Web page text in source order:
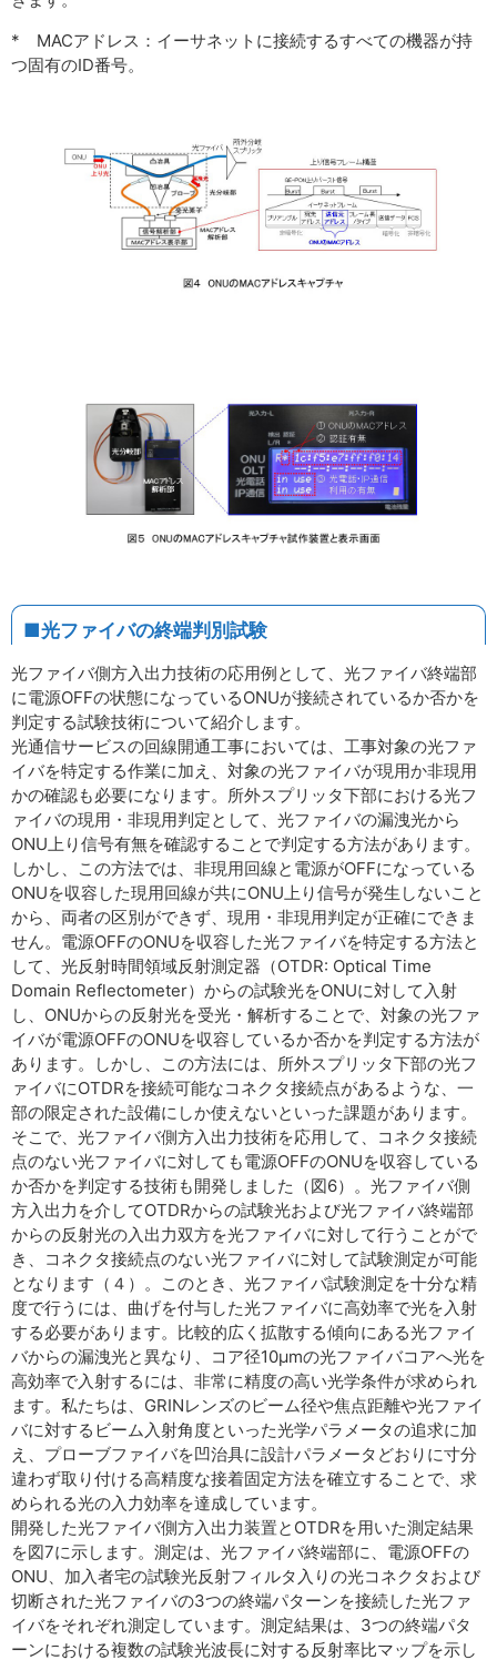
* MACアドレス：イーサネットに接続するすべての機器が持
つ固有のID番号。
■光ファイバの終端判別試験
光ファイバ側方入出力技術の応用例として、光ファイバ終端部
に電源OFFの状態になっているONUが接続されているか否かを
判定する試験技術について紹介します。
光通信サービスの回線開通工事においては、工事対象の光ファ
イバを特定する作業に加え、対象の光ファイバが現用か非現用
かの確認も必要になります。所外スプリッタ下部における光フ
ァイバの現用・非現用判定として、光ファイバの漏洩光から
ONU上り信号有無を確認することで判定する方法があります。
しかし、この方法では、非現用回線と電源がOFFになっている
ONUを収容した現用回線が共にONU上り信号が発生しないこと
から、両者の区別ができず、現用・非現用判定が正確にできま
せん。電源OFFのONUを収容した光ファイバを特定する方法と
して、光反射時間領域反射測定器（OTDR: Optical Time
Domain Reflectometer）からの試験光をONUに対して入射
し、ONUからの反射光を受光・解析することで、対象の光ファ
イバが電源OFFのONUを収容しているか否かを判定する方法が
あります。しかし、この方法には、所外スプリッタ下部の光フ
ァイバにOTDRを接続可能なコネクタ接続点があるような、一
部の限定された設備にしか使えないといった課題があります。
そこで、光ファイバ側方入出力技術を応用して、コネクタ接続
点のない光ファイバに対しても電源OFFのONUを収容している
か否かを判定する技術も開発しました（図6）。光ファイバ側
方入出力を介してOTDRからの試験光および光ファイバ終端部
からの反射光の入出力双方を光ファイバに対して行うことがで
き、コネクタ接続点のない光ファイバに対して試験測定が可能
となります（４）。このとき、光ファイバ試験測定を十分な精
度で行うには、曲げを付与した光ファイバに高効率で光を入射
する必要があります。比較的広く拡散する傾向にある光ファイ
バからの漏洩光と異なり、コア径10µmの光ファイバコアへ光を
高効率で入射するには、非常に精度の高い光学条件が求められ
ます。私たちは、GRINレンズのビーム径や焦点距離や光ファイ
バに対するビーム入射角度といった光学パラメータの追求に加
え、プローブファイバを凹治具に設計パラメータどおりに寸分
違わず取り付ける高精度な接着固定方法を確立することで、求
められる光の入力効率を達成しています。
開発した光ファイバ側方入出力装置とOTDRを用いた測定結果
を図7に示します。測定は、光ファイバ終端部に、電源OFFの
ONU、加入者宅の試験光反射フィルタ入りの光コネクタおよび
切断された光ファイバの3つの終端パターンを接続した光ファ
イバをそれぞれ測定しています。測定結果は、3つの終端パタ
ーンにおける複数の試験光波長に対する反射率比マップを示し